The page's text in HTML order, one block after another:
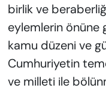
birlik ve
eylemlerin önüne
kamu düzeni ve
Cumhuriyetin
ve milleti ile